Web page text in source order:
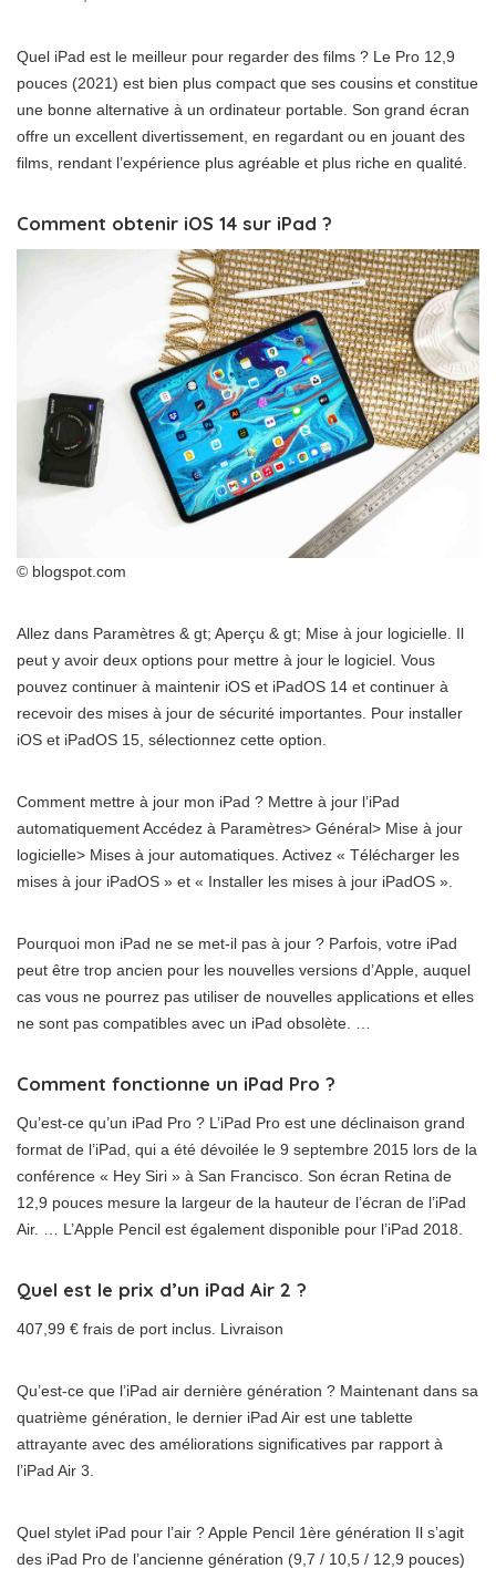
Quel iPad est le meilleur pour regarder des films ? Le Pro 12,9
pouces (2021) est bien plus compact que ses cousins ​​et constitue
une bonne alternative à un ordinateur portable. Son grand écran
offre un excellent divertissement, en regardant ou en jouant des
films, rendant l’expérience plus agréable et plus riche en qualité.
Comment obtenir iOS 14 sur iPad ?
© blogspot.com
Allez dans Paramètres & gt; Aperçu & gt; Mise à jour logicielle. Il
peut y avoir deux options pour mettre à jour le logiciel. Vous
pouvez continuer à maintenir iOS et iPadOS 14 et continuer à
recevoir des mises à jour de sécurité importantes. Pour installer
iOS et iPadOS 15, sélectionnez cette option.
Comment mettre à jour mon iPad ? Mettre à jour l’iPad
automatiquement Accédez à Paramètres> Général> Mise à jour
logicielle> Mises à jour automatiques. Activez « Télécharger les
mises à jour iPadOS » et « Installer les mises à jour iPadOS ».
Pourquoi mon iPad ne se met-il pas à jour ? Parfois, votre iPad
peut être trop ancien pour les nouvelles versions d’Apple, auquel
cas vous ne pourrez pas utiliser de nouvelles applications et elles
ne sont pas compatibles avec un iPad obsolète. …
Comment fonctionne un iPad Pro ?
Qu’est-ce qu’un iPad Pro ? L’iPad Pro est une déclinaison grand
format de l’iPad, qui a été dévoilée le 9 septembre 2015 lors de la
conférence « Hey Siri » à San Francisco. Son écran Retina de
12,9 pouces mesure la largeur de la hauteur de l’écran de l’iPad
Air. … L’Apple Pencil est également disponible pour l’iPad 2018.
Quel est le prix d’un iPad Air 2 ?
407,99 € frais de port inclus. Livraison
Qu’est-ce que l’iPad air dernière génération ? Maintenant dans sa
quatrième génération, le dernier iPad Air est une tablette
attrayante avec des améliorations significatives par rapport à
l’iPad Air 3.
Quel stylet iPad pour l’air ? Apple Pencil 1ère génération Il s’agit
des iPad Pro de l’ancienne génération (9,7 / 10,5 / 12,9 pouces)